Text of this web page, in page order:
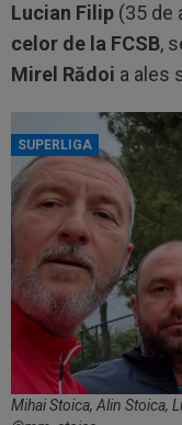
Lucian Filip (35 de
celor de la FCSB,
Mirel Rădoi a ales
SUPERLIGA
Mihai Stoica, Alin Stoica,